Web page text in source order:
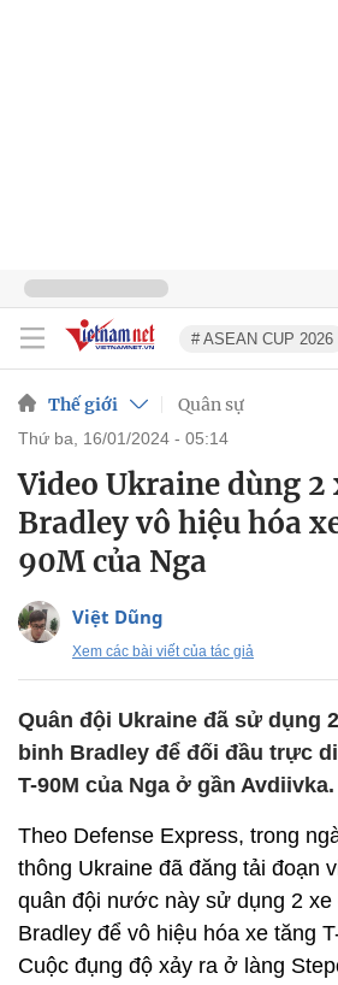
# ASEAN CUP 2026
Thế giới Quân sự
thứ ba, 16/01/2024 - 05:14
Video Ukraine dùng 2
Bradley vô hiệu hóa
90M của Nga
Việt Dũng
Xem các bài viết của tác giả
Quân đội Ukraine đã sử dụng
binh Bradley để đối đầu trực
T-90M của Nga ở gần Avdiivka.
Theo Defense Express, trong
thông Ukraine đã đăng tải đoạn
quân đội nước này sử dụng 2 xe
Bradley để vô hiệu hóa xe tăng
Cuộc đụng độ xảy ra ở làng